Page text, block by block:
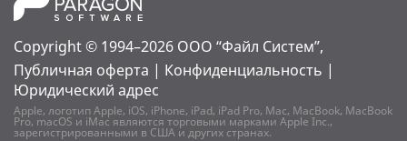
Copyright © 1994–2026 ООО “Файл Систем”,
Публичная оферта | Конфиденциальность |
Юридический адрес
Apple, логотип Apple, iOS, iPhone, iPad, iPad Pro, Mac, MacBook, MacBook
Pro, macOS и iMac являются торговыми марками Apple Inc.,
зарегистрированными в США и других странах.